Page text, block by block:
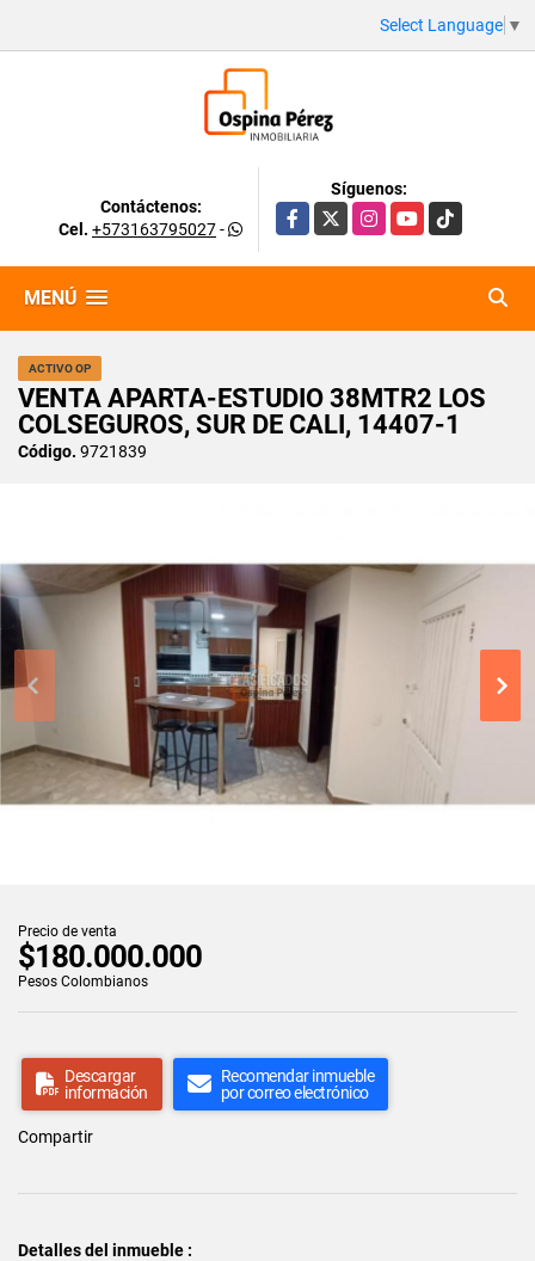
Select Language ▼
Contáctenos:
Cel. +573163795027-
Síguenos:
Facebook
X InstagramYouTubeTikTok
MENÚ
ACTIVO OP
VENTA APARTA-ESTUDIO 38MTR2 LOS
COLSEGUROS, SUR DE CALI, 14407-1
Código. 9721839
Precio de venta
$180.000.000
Pesos Colombianos
Descargar
información
Recomendar inmueble
por correo electrónico
Compartir
Detalles del inmueble :